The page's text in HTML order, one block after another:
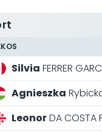
Silvia FERRER
Agnieszka
LeonorDA COSTA